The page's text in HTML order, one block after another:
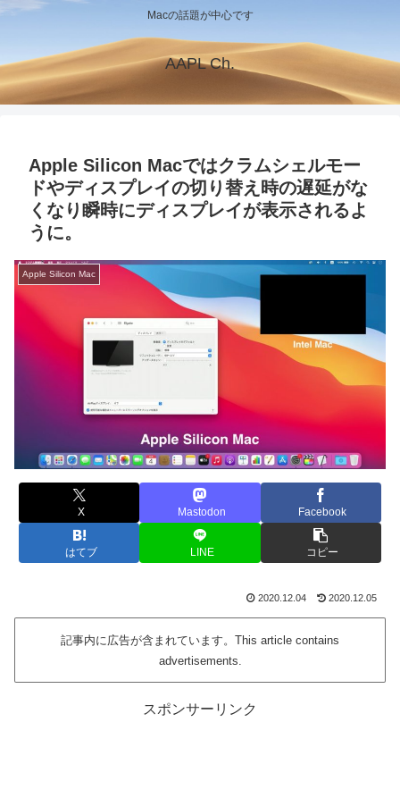
Macの話題が中心です
AAPL Ch.
Apple Silicon Macではクラムシェルモー
ドやディスプレイの切り替え時の遅延がな
くなり瞬時にディスプレイが表示されるよ
うに。
Apple Silicon Mac
X Mastodon Facebook
はてブ LINE コピー
2020.12.04 2020.12.05
記事内に広告が含まれています。This article contains
advertisements.
スポンサーリンク